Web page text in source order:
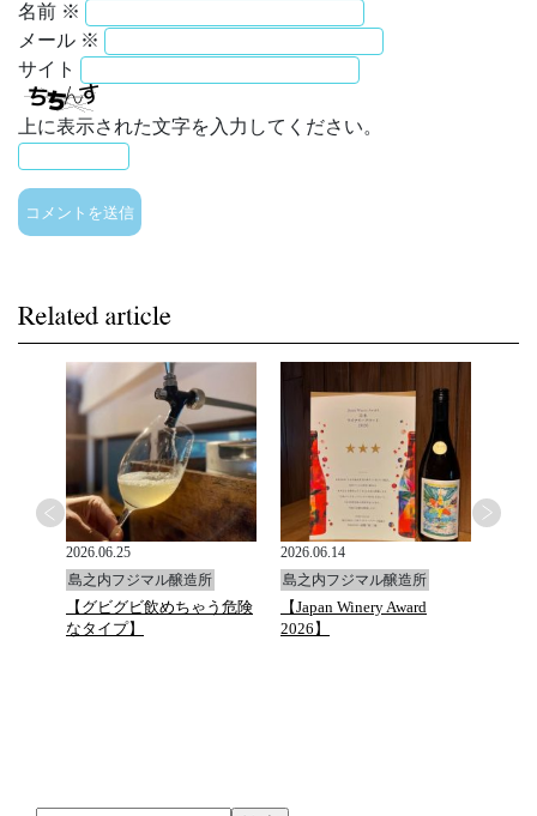
名前 ※
メール ※
サイト
上に表示された文字を入力してください。
2026.06.25
島之内フジマル醸造所
【グビグビ飲めちゃう危険
なタイプ】
2026.06.14
島之内フジマル醸造所
【Japan Winery Award
2026】